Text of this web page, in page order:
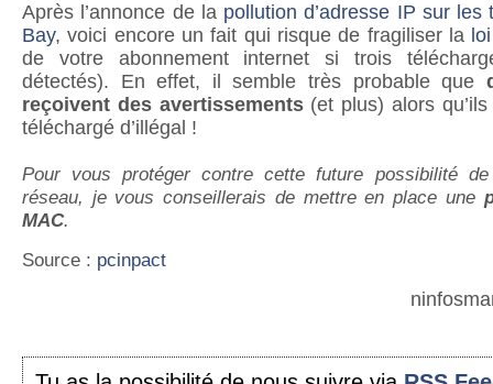
Après l’annonce de la pollution d’adresse IP sur
Bay, voici encore un fait qui risque de fragiliser la
de votre abonnement internet si trois
détectés). En effet, il semble très probable que
reçoivent des avertissements(et plus) alors qu’ils
téléchargé d’illégal !
Pour vous protéger contre cette future possibilité
réseau, je vous conseillerais de mettre en place une
MAC.
Source : pcinpact